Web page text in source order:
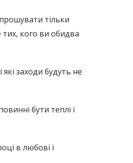
тільки
кого ви обидва
заходи будуть не
бути теплі і
в любові і